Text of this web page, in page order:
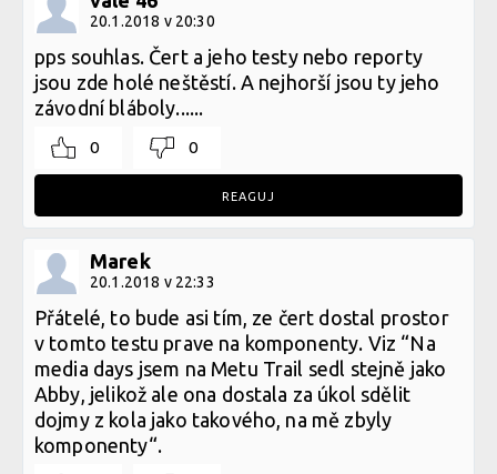
20.1.2018 v 20:30
pps souhlas. Čert a jeho testy nebo reporty
jsou zde holé neštěstí. A nejhorší jsou ty jeho
závodní bláboly......
0 0
REAGUJ
Marek
20.1.2018 v 22:33
Přátelé, to bude asi tím, ze čert dostal prostor
v tomto testu prave na komponenty. Viz “Na
media days jsem na Metu Trail sedl stejně jako
Abby, jelikož ale ona dostala za úkol sdělit
dojmy z kola jako takového, na mě zbyly
komponenty“.